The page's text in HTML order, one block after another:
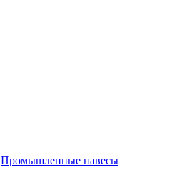
Промышленные навесы